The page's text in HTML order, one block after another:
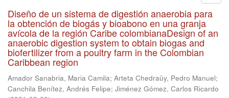
Diseño de un sistema de digestión anaerobia para
la obtención de biogás y bioabono en una granja
avícola de la región Caribe colombianaDesign of an
anaerobic digestion system to obtain biogas and
biofertilizer from a poultry farm in the Colombian
Caribbean region
Amador Sanabria, Maria Camila; Arteta Chedraüy, Pedro Manuel;
Canchila Benítez, Andrés Felipe; Jiménez Gómez, Carlos Ricardo